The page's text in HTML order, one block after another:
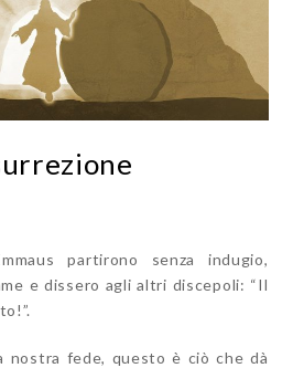
partirono senza indugio,
e dissero agli altri discepoli: “Il
nostra fede, questo è ciò che dà